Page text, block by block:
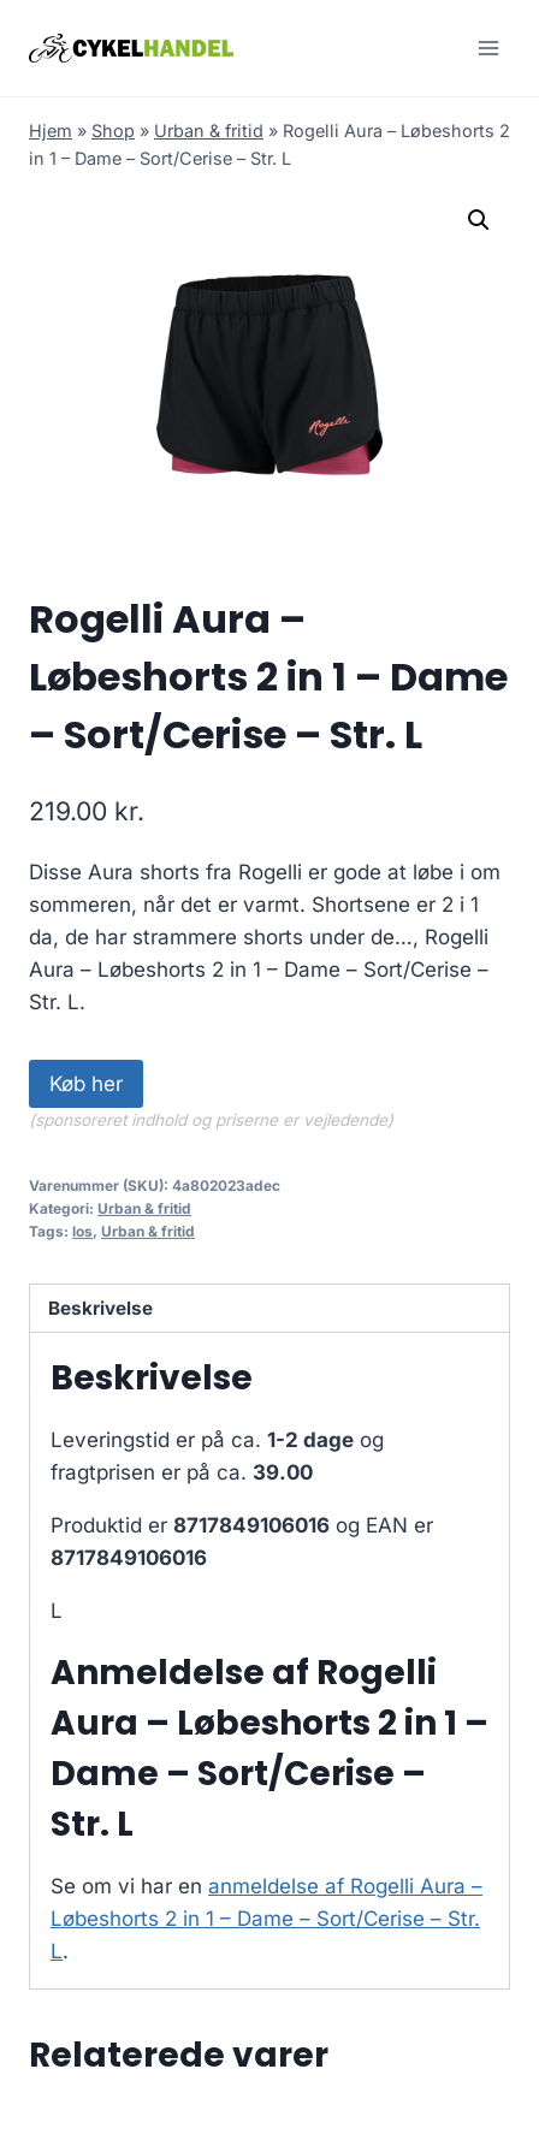
Hjem » Shop » Urban & fritid » Rogelli Aura – Løbeshorts 2
in 1 – Dame – Sort/Cerise – Str. L
Rogelli Aura –
Løbeshorts 2 in 1 – Dame
– Sort/Cerise – Str. L
219.00 kr.
Disse Aura shorts fra Rogelli er gode at løbe i om
sommeren, når det er varmt. Shortsene er 2 i 1
da, de har strammere shorts under de…, Rogelli
Aura – Løbeshorts 2 in 1 – Dame – Sort/Cerise –
Str. L.
Køb her
(sponsoreret indhold og priserne er vejledende)
Varenummer (SKU): 4a802023adec
Kategori: Urban & fritid
Tags: los, Urban & fritid
Beskrivelse
Beskrivelse
Leveringstid er på ca. 1-2 dage og
fragtprisen er på ca. 39.00
Produktid er 8717849106016 og EAN er
8717849106016
L
Anmeldelse af Rogelli
Aura – Løbeshorts 2 in 1 –
Dame – Sort/Cerise –
Str. L
Se om vi har en anmeldelse af Rogelli Aura –
Løbeshorts 2 in 1 – Dame – Sort/Cerise – Str.
L.
Relaterede varer